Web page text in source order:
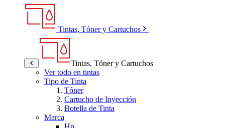
Tintas, Tóner y Cartuchos
Tintas, Tóner y Cartuchos
Ver todo en tintas
Tipo de Tinta
Tóner
Cartucho de Inyección
Botella de Tinta
Marca
Hp